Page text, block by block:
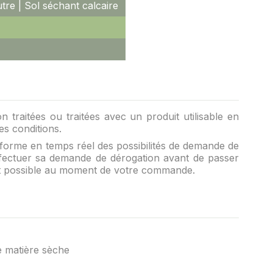
| Sol séchant calcaire
traitées ou traitées avec un produit utilisable en
conditions.
en temps réel des possibilités de demande de
sa demande de dérogation avant de passer
au moment de votre commande.
matière sèche